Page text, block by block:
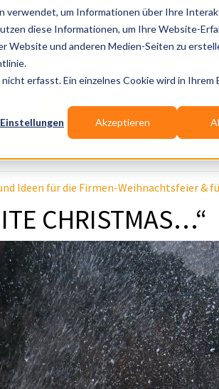
verwendet, um Informationen über Ihre
diese Informationen, um Ihre Website-
Website und anderen Medien-Seiten zu
erfasst. Ein einzelnes Cookie wird in Ihrem
Akzeptieren
Ideen für die Firmen-Weihnachtsfeier &
CHRISTMAS…“
Publikationen Branchen-Infos
Wir suchen für Dich